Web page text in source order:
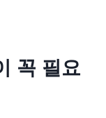
꼭 필요